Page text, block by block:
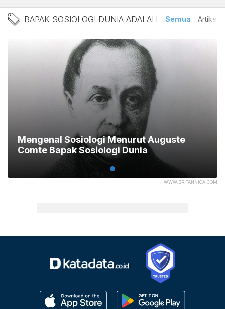
Berita Bapak Sosiologi
BAPAK SOSIOLOGI DUNIA ADALAH Semua Artikel
WWW.BRITANNICA.COM
Mengenal Sosiologi Menurut Auguste
Comte Bapak Sosiologi Dunia